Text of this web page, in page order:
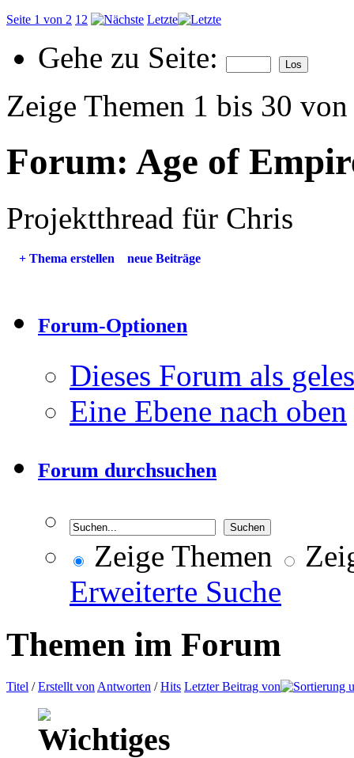
Seite 1 von 2 1 2 Letzte
Gehe zu Seite:
Zeige Themen 1 bis 30
Forum: Age of
Projektthread für Chris
+ Thema erstellen neue Beiträge
Forum-Optionen
Dieses Forum als
Eine Ebene nach oben
Forum durchsuchen
Zeige Themen
Erweiterte Suche
Themen im Forum
Titel /Erstellt von Antworten /Hits Letzter Beitrag von